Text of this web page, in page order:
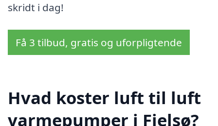
skridt i dag!
Få 3 tilbud, gratis og uforpligtende
Hvad koster luft til luft
varmepumper i Fjelsø?